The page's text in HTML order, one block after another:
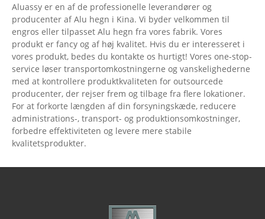
Aluassy er en af ​​de professionelle leverandører og
producenter af Alu hegn i Kina. Vi byder velkommen til
engros eller tilpasset Alu hegn fra vores fabrik. Vores
produkt er fancy og af høj kvalitet. Hvis du er interesseret i
vores produkt, bedes du kontakte os hurtigt! Vores one-stop-
service løser transportomkostningerne og vanskelighederne
med at kontrollere produktkvaliteten for outsourcede
producenter, der rejser frem og tilbage fra flere lokationer.
For at forkorte længden af ​​din forsyningskæde, reducere
administrations-, transport- og produktionsomkostninger,
forbedre effektiviteten og levere mere stabile
kvalitetsprodukter.